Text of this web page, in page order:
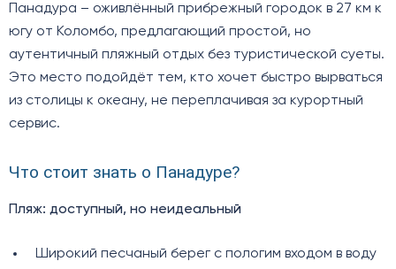
Панадура – оживлённый прибрежный городок в 27 км к
югу от Коломбо, предлагающий простой, но
аутентичный пляжный отдых без туристической суеты.
Это место подойдёт тем, кто хочет быстро вырваться
из столицы к океану, не переплачивая за курортный
сервис.
Что стоит знать о Панадуре?
Пляж: доступный, но неидеальный
Широкий песчаный берег с пологим входом в воду